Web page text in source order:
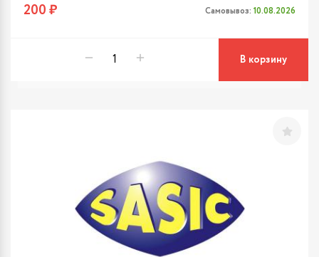
200 ₽ Самовывоз: 10.08.2026
В корзину